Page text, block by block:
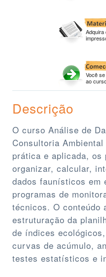
Adquira
Você
ao
Descrição
O curso Análise de
Consultoria
prática e aplicada, os
organizar, calcular,
dados faunísticos em
programas de
técnicos. O conteúdo
estruturação da
de índices
curvas de acúmulo,
testes estatísticos e